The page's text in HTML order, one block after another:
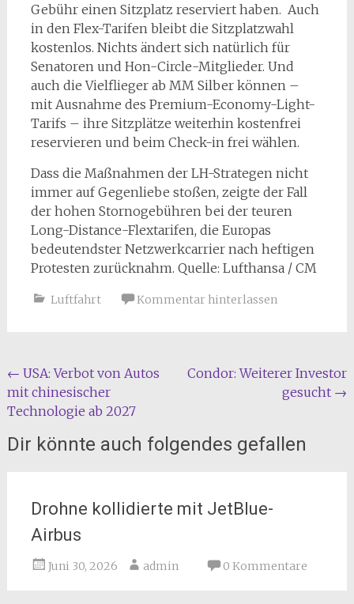
Gebühr einen Sitzplatz reserviert haben. Auch
in den Flex-Tarifen bleibt die Sitzplatzwahl
kostenlos. Nichts ändert sich natürlich für
Senatoren und Hon-Circle-Mitglieder. Und
auch die Vielflieger ab MM Silber können –
mit Ausnahme des Premium-Economy-Light-
Tarifs – ihre Sitzplätze weiterhin kostenfrei
reservieren und beim Check-in frei wählen.
Dass die Maßnahmen der LH-Strategen nicht
immer auf Gegenliebe stoßen, zeigte der Fall
der hohen Stornogebühren bei der teuren
Long-Distance-Flextarifen, die Europas
bedeutendster Netzwerkcarrier nach heftigen
Protesten zurücknahm. Quelle: Lufthansa / CM
Luftfahrt Kommentar hinterlassen
Beitragsnavigation
← USA: Verbot von Autos
mit chinesischer
Technologie ab 2027
Condor: Weiterer Investor
gesucht →
Dir könnte auch folgendes gefallen
Drohne kollidierte mit JetBlue-
Airbus
Juni 30, 2026 admin 0 Kommentare